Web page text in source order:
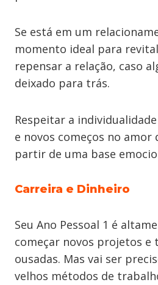
Se está em um
momento ideal para
repensar a relação, caso
deixado para trás.
Respeitar a
e novos começos no amor
partir de uma base
Carreira e Dinheiro
Seu Ano Pessoal 1 é
começar novos projetos e
ousadas. Mas vai ser
velhos métodos de